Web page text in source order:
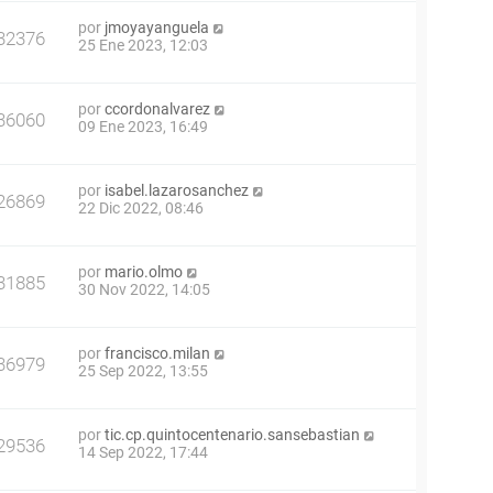
por jmoyayanguela
25 Ene 2023, 12:03
porccordonalvarez
09 Ene 2023, 16:49
por isabel.lazarosanchez
22 Dic 2022, 08:46
por mario.olmo
30 Nov 2022, 14:05
porfrancisco.milan
25 Sep 2022, 13:55
portic.cp.quintocentenario.sansebastian
14 Sep 2022, 17:44